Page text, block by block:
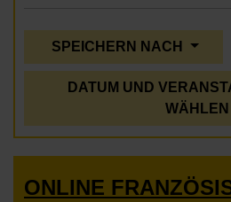
SPEICHERN NACH
DATUM UND
WÄHLEN
ONLINE